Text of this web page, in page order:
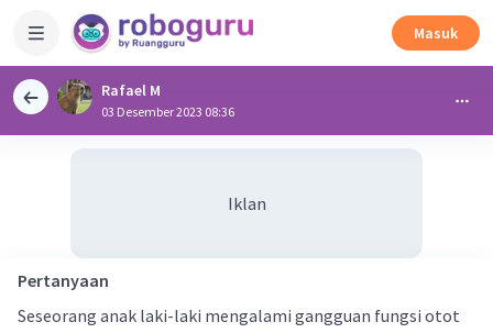
Masuk
Rafael M
03 Desember 2023 08:36
Iklan
Pertanyaan
Seseorang anak laki-laki mengalami gangguan fungsi otot